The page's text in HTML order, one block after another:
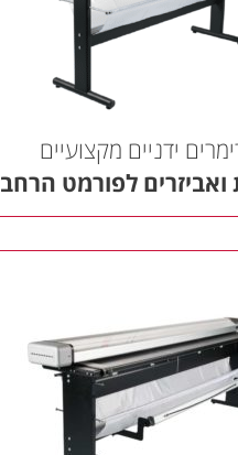
ידניים מקצועיים
ואביזרים לפורמט הרחב